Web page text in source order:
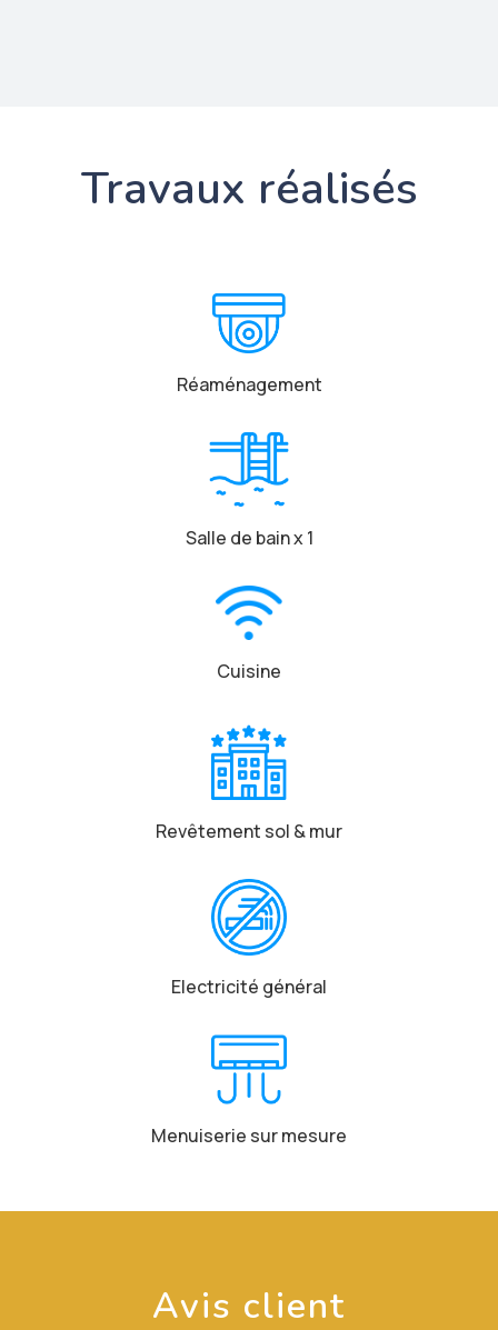
Travaux réalisés
Réaménagement
Salle de bain x 1
Cuisine
Revêtement sol & mur
Electricité général
Menuiserie sur mesure
Avis client